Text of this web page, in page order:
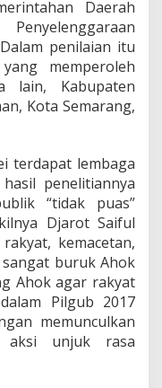
Daerah
penilaian itu
memperoleh
lain, Kabupaten
Kota Semarang,
terdapat lembaga
penelitiannya
“tidak puas”
Djarot Saiful
kemacetan,
buruk Ahok
Ahok agar rakyat
Pilgub 2017
memunculkan
aksi unjuk rasa